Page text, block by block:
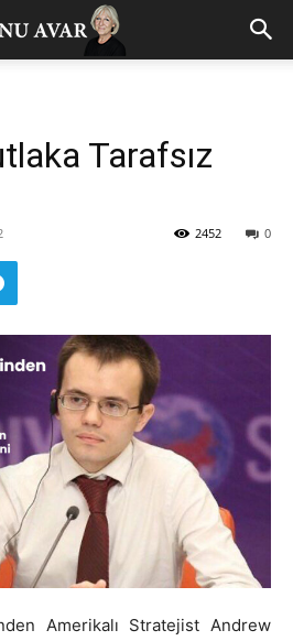
Tarafsız
0
2452
Amerikalı Stratejist Andrew